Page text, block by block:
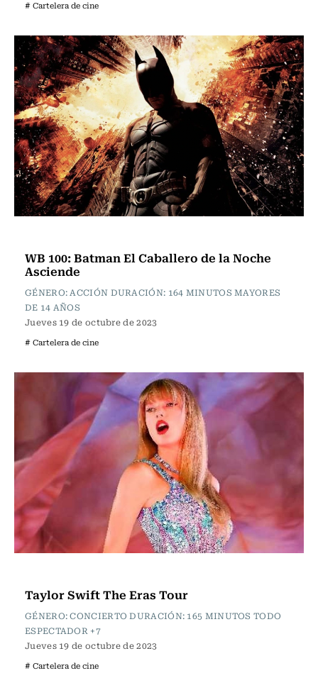
# Cartelera de cine
WB 100: Batman El Caballero de la Noche
Asciende
GÉNERO: ACCIÓN DURACIÓN: 164 MINUTOS MAYORES
DE 14 AÑOS
Jueves 19 de octubre de 2023
# Cartelera de cine
Taylor Swift The Eras Tour
GÉNERO: CONCIERTO DURACIÓN: 165 MINUTOS TODO
ESPECTADOR +7
Jueves 19 de octubre de 2023
# Cartelera de cine